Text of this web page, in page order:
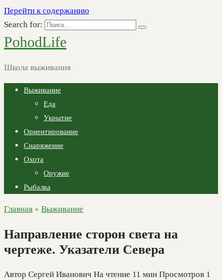
Перейти к содержанию
Search for:
PohodLife
Школа выживания
Выживание
Еда
Укрытие
Ориентирование
Снаряжение
Охота
Оружие
Рыбалка
Главная » Выживание
Направление сторон света на
чертеже. Указатели Севера
Автор Сергей Иванович На чтение 11 мин Просмотров 1